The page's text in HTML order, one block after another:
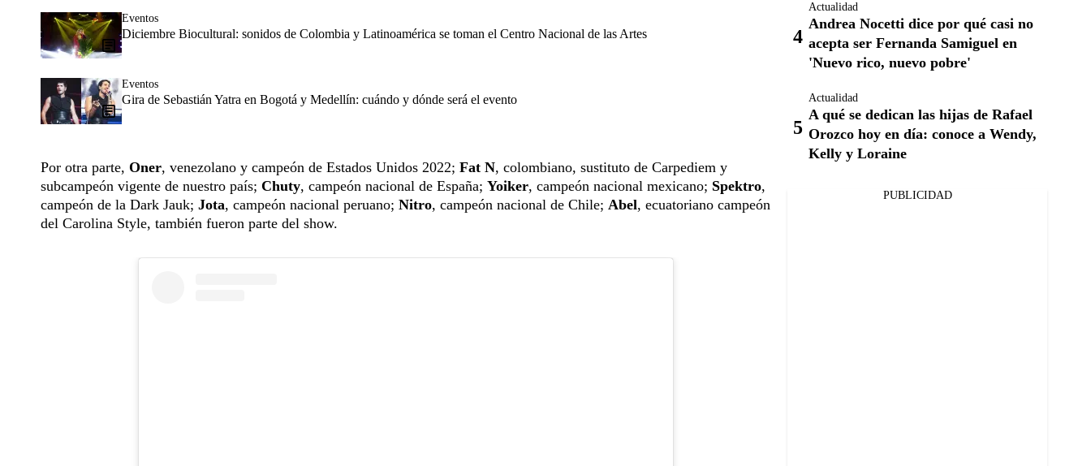
Eventos
Diciembre Biocultural: sonidos de Colombia y Latinoamérica se toman el Centro Nacional de las Artes
Eventos
Gira de Sebastián Yatra en Bogotá y Medellín: cuándo y dónde será el evento
Por otra parte, Oner, venezolano y campeón de Estados Unidos 2022; Fat N, colombiano, sustituto de Carpediem y
subcampeón vigente de nuestro país; Chuty, campeón nacional de España; Yoiker, campeón nacional mexicano; Spektro,
campeón de la Dark Jauk; Jota, campeón nacional peruano; Nitro, campeón nacional de Chile; Abel, ecuatoriano campeón
del Carolina Style, también fueron parte del show.
Actualidad
Andrea Nocetti dice por qué casi no
acepta ser Fernanda Samiguel en
'Nuevo rico, nuevo pobre'
Actualidad
A qué se dedican las hijas de Rafael
Orozco hoy en día: conoce a Wendy,
Kelly y Loraine
PUBLICIDAD